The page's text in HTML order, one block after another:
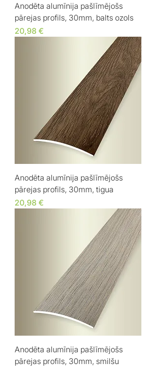
Anodēta alumīnija pašlīmējošs
pārejas profils, 30mm, balts ozols
Cena
20,98 €
Anodēta alumīnija pašlīmējošs
pārejas profils, 30mm, tigua
Cena
20,98 €
Anodēta alumīnija pašlīmējošs
pārejas profils, 30mm, smilšu